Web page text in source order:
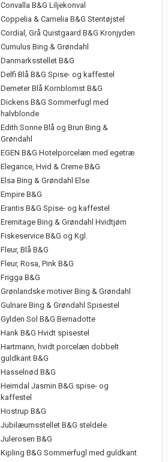
Convalla B&G Liljekonval
Coppelia & Camelia B&G Stentøjstel
Cordial, Grå Quistgaard B&G Kronjyden
Cumulus Bing & Grøndahl
Danmarksstellet B&G
Delfi Blå B&G Spise- og kaffestel
Demeter Blå Kornblomst B&G
Dickens B&G Sommerfugl med
halvblonde
Edith Sonne Blå og Brun Bing &
Grøndahl
EGEN B&G Hotelporcelæn med egetræ
Elegance, Hvid & Creme B&G
Elsa Bing & Grøndahl Else
Empire B&G
Erantis B&G Spise- og kaffestel
Eremitage Bing & Grøndahl Hvidtjørn
Fiskeservice B&G og Kgl.
Fleur, Blå B&G
Fleur, Rosa, Pink B&G
Frigga B&G
Grønlandske motiver Bing & Grøndahl
Gulnare Bing & Grøndahl Spisestel
Gylden Sol B&G Bernadotte
Hank B&G Hvidt spisestel
Hartmann, hvidt porcelæn dobbelt
guldkant B&G
Hasselnød B&G
Heimdal Jasmin B&G spise- og
kaffestel
Hostrup B&G
Jubilæumsstellet B&G steldele
Julerosen B&G
Kipling B&G Sommerfugl med guldkant